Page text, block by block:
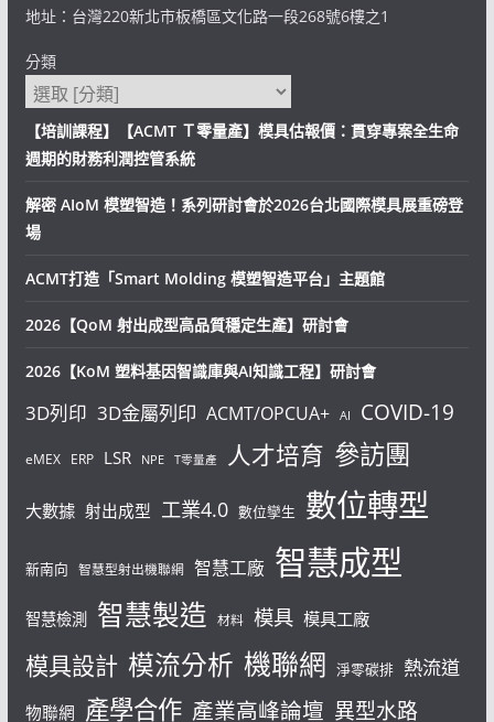
地址：台灣220新北市板橋區文化路一段268號6樓之1
分類
【培訓課程】【ACMT Ｔ零量產】模具估報價：貫穿專案全生命
週期的財務利潤控管系統
解密 AIoM 模塑智造！系列研討會於2026台北國際模具展重磅登
場
ACMT打造「Smart Molding 模塑智造平台」主題館
2026【QoM 射出成型高品質穩定生產】研討會
2026【KoM 塑料基因智識庫與AI知識工程】研討會
3D列印 3D金屬列印 ACMT/OPCUA+ AI COVID-19
eMEX ERP LSR NPE T零量產 人才培育 參訪團
大數據 射出成型 工業4.0 數位孿生 數位轉型
新南向 智慧型射出機聯網 智慧工廠 智慧成型
智慧檢測 智慧製造 材料 模具 模具工廠
模具設計 模流分析 機聯網 淨零碳排 熱流道
物聯網 產學合作 產業高峰論壇 異型水路